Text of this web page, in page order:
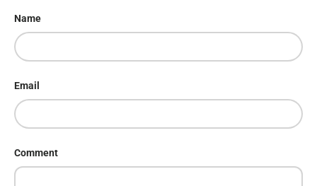
Name
Email
Comment